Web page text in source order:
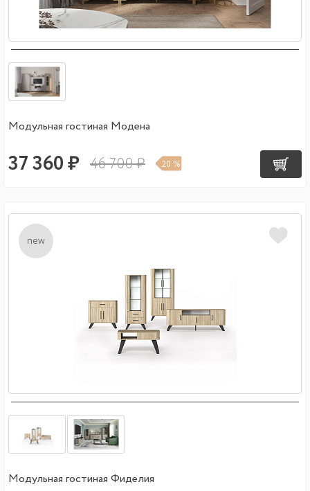
Модульная гостиная Модена
37 360 ₽ 46 700 ₽ 20 %
new
Модульная гостиная Фиделия